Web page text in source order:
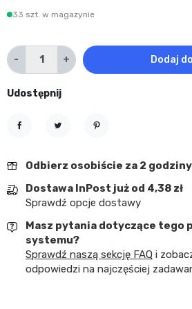
33 szt. w magazynie
- + Dodaj
Udostępnij
Odbierz osobiście za 2 godziny
Dostawa InPost już od 4,38 zł
Sprawdź opcje dostawy
Masz pytania dotyczące tego
systemu?
Sprawdź naszą sekcję FAQ i
odpowiedzi na najczęściej